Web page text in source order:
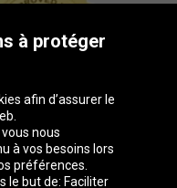
à protéger
afin d’assurer le
nous
à vos besoins lors
préférences.
le but de: Faciliter